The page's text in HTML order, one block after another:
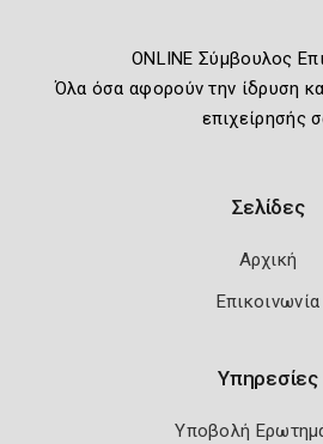
ONLINE Σύμβουλος
Όλα όσα αφορούν την ίδρυση
επιχείρησής
Σελίδες
Αρχική
Επικοινωνία
Υπηρεσίες
Υποβολή